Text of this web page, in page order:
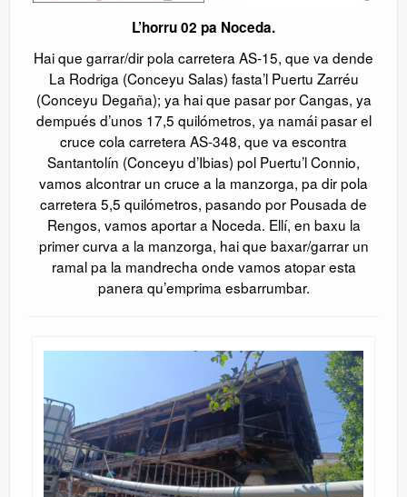
L’horru 02 pa Noceda.
Hai que garrar/dir pola carretera AS-15, que va dende
La Rodriga (Conceyu Salas) fasta’l Puertu Zarréu
(Conceyu Degaña); ya hai que pasar por Cangas, ya
dempués d’unos 17,5 quilómetros, ya namái pasar el
cruce cola carretera AS-348, que va escontra
Santantolín (Conceyu d’Ibias) pol Puertu’l Connio,
vamos alcontrar un cruce a la manzorga, pa dir pola
carretera 5,5 quilómetros, pasando por Pousada de
Rengos, vamos aportar a Noceda. Ellí, en baxu la
primer curva a la manzorga, hai que baxar/garrar un
ramal pa la mandrecha onde vamos atopar esta
panera qu’emprima esbarrumbar.